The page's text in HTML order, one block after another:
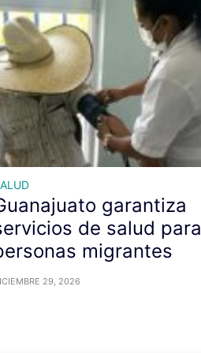
garantiza
de salud para
migrantes
29, 2026